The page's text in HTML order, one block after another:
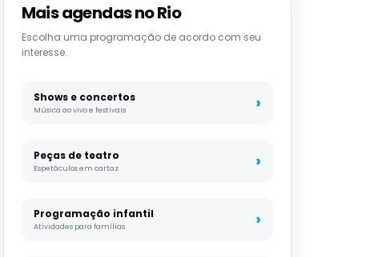
Mais agendas no Rio
Escolha uma programação de acordo com seu
interesse.
Shows e concertos
Música ao vivo e festivais
Peças de teatro
Espetáculos em cartaz
Programação infantil
Atividades para famílias